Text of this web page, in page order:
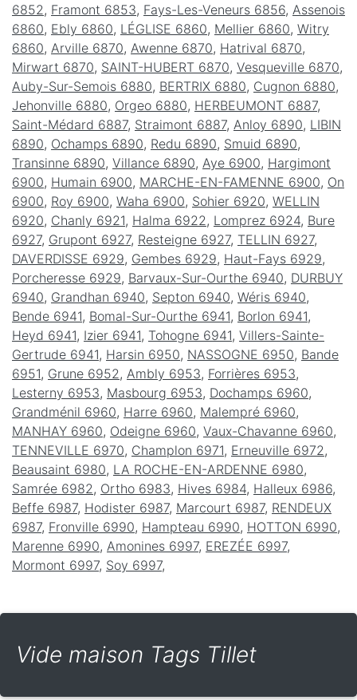
6852 , Framont 6853, Fays-Les-Veneurs 6856, Assenois
6860, Ebly 6860, LÉGLISE 6860, Mellier 6860, Witry
6860, Arville 6870, Awenne 6870, Hatrival 6870,
Mirwart 6870, SAINT-HUBERT 6870, Vesqueville 6870,
Auby-Sur-Semois 6880, BERTRIX 6880, Cugnon 6880,
Jehonville 6880, Orgeo 6880, HERBEUMONT 6887,
Saint-Médard 6887, Straimont 6887, Anloy 6890, LIBIN
6890, Ochamps 6890, Redu 6890, Smuid 6890,
Transinne 6890, Villance 6890, Aye 6900, Hargimont
6900, Humain 6900, MARCHE-EN-FAMENNE 6900, On
6900, Roy 6900, Waha 6900, Sohier 6920, WELLIN
6920, Chanly 6921, Halma 6922 , Lomprez 6924, Bure
6927, Grupont 6927, Resteigne 6927, TELLIN 6927,
DAVERDISSE 6929, Gembes 6929, Haut-Fays 6929,
Porcheresse 6929, Barvaux-Sur-Ourthe 6940, DURBUY
6940, Grandhan 6940, Septon 6940, Wéris 6940,
Bende 6941, Bomal-Sur-Ourthe 6941, Borlon 6941,
Heyd 6941, Izier 6941, Tohogne 6941, Villers-Sainte-
Gertrude 6941, Harsin 6950, NASSOGNE 6950, Bande
6951, Grune 6952 , Ambly 6953, Forrières 6953,
Lesterny 6953, Masbourg 6953, Dochamps 6960,
Grandménil 6960, Harre 6960, Malempré 6960,
MANHAY 6960, Odeigne 6960, Vaux-Chavanne 6960,
TENNEVILLE 6970, Champlon 6971, Erneuville 6972 ,
Beausaint 6980, LA ROCHE-EN-ARDENNE 6980,
Samrée 6982 , Ortho 6983, Hives 6984, Halleux 6986,
Beffe 6987, Hodister 6987, Marcourt 6987, RENDEUX
6987, Fronville 6990, Hampteau 6990, HOTTON 6990,
Marenne 6990, Amonines 6997, EREZÉE 6997,
Mormont 6997, Soy 6997,
Vide maison Tags Tillet